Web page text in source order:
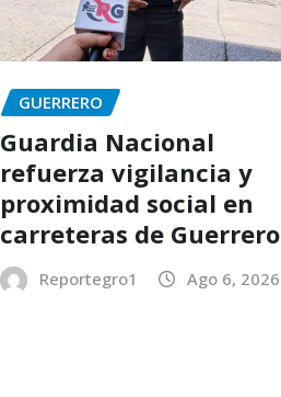
GUERRERO
Guardia Nacional
refuerza vigilancia y
proximidad social en
carreteras de Guerrero
Reportegro1 Ago 6, 2026